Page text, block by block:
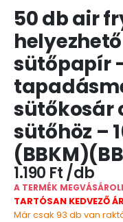
50 db air
sütőpapír
sütőkosár
sütőhöz –
1.190 Ft
A TERMÉK
TARTÓSAN KEDVEZŐ ÁR
Már csak 93 db van